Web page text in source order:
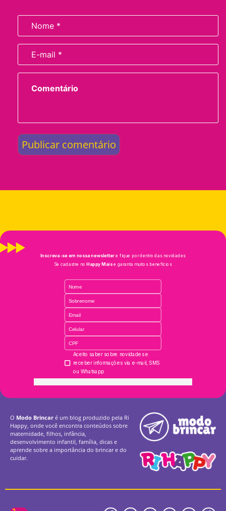
O Modo Brincar é um blog produzido pela Ri
Happy, onde você encontra conteúdos sobre
maternidade, filhos, infância,
desenvolvimento infantil, família, dicas e
aprende sobre a importância do brincar e do
cuidar.